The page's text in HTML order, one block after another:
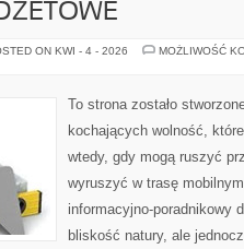
ON KWI - 4 - 2026
MOŻLIWOŚĆ
To strona zostało
kochających wolność,
wtedy, gdy mogą ruszyć
wyruszyć w trasę
informacyjno-poradnikowy
bliskość natury, ale